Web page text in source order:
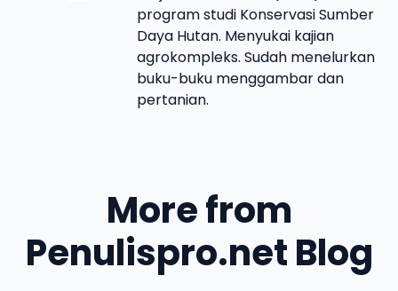
program studi Konservasi Sumber
Daya Hutan. Menyukai kajian
agrokompleks. Sudah menelurkan
buku-buku menggambar dan
pertanian.
More from
Penulispro.net Blog